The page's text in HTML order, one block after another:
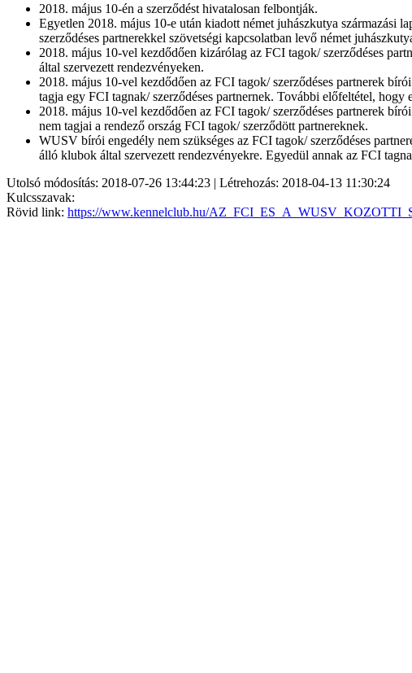
2018. május 10-én a szerződést hivatalosan felbontják.
Egyetlen 2018. május 10-e után kiadott német juhászkutya származási
szerződéses partnerekkel szövetségi kapcsolatban levő német
2018. május 10-vel kezdődően kizárólag az FCI tagok/ szerződéses
által szervezett rendezvényeken.
2018. május 10-vel kezdődően az FCI tagok/ szerződéses partnerek
tagja egy FCI tagnak/ szerződéses partnernek. További előfeltétel,
2018. május 10-vel kezdődően az FCI tagok/ szerződéses partnerek
nem tagjai a rendező ország FCI tagok/ szerződött partnereknek.
WUSV bírói engedély nem szükséges az FCI tagok/ szerződéses
álló klubok által szervezett rendezvényekre. Egyedül annak az FCI
Utolsó módosítás: 2018-07-26 13:44:23 | Létrehozás: 2018-04-13 11:30:24
Kulcsszavak:
Rövid link: https://www.kennelclub.hu/